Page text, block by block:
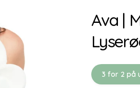
Ava |
3 for 2 på